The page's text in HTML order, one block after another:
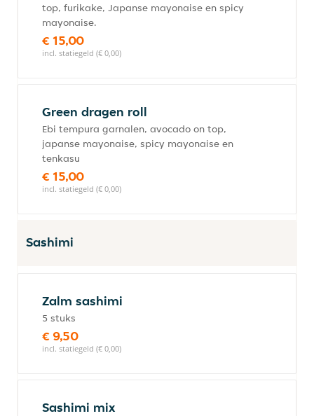
top, furikake, Japanse mayonaise en spicy
mayonaise.
€ 15,00
incl. statiegeld (€ 0,00)
Green dragen roll
Ebi tempura garnalen, avocado on top,
japanse mayonaise, spicy mayonaise en
tenkasu
€ 15,00
incl. statiegeld (€ 0,00)
Sashimi
Zalm sashimi
5 stuks
€ 9,50
incl. statiegeld (€ 0,00)
Sashimi mix